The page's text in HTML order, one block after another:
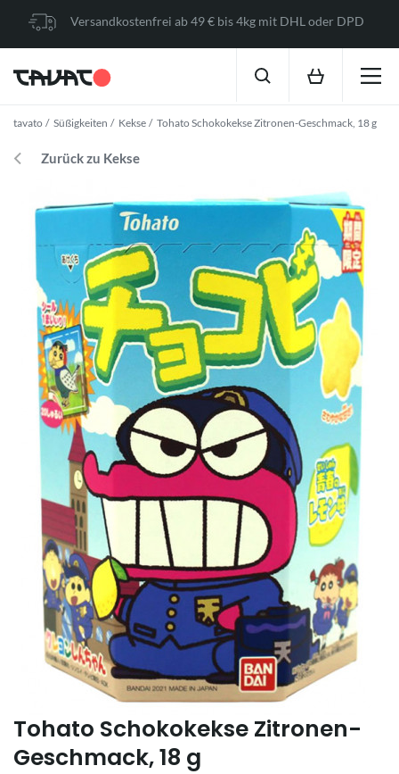
Versandkostenfrei ab 49 € bis 4kg mit DHL oder DPD
tavato Süßigkeiten Kekse Tohato Schokokekse Zitronen-Geschmack, 18 g
Zurück zu Kekse
Tohato Schokokekse Zitronen-
Geschmack, 18 g